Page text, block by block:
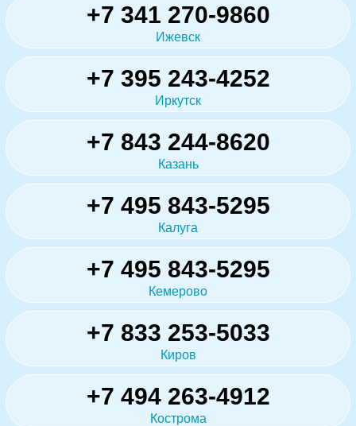
+7 341 270-9860
Ижевск
+7 395 243-4252
Иркутск
+7 843 244-8620
Казань
+7 495 843-5295
Калуга
+7 495 843-5295
Кемерово
+7 833 253-5033
Киров
+7 494 263-4912
Кострома